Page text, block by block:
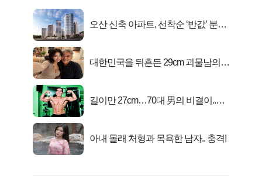
오산 신축 아파트, 선착순 ‘반값’ 분양
대한민국을 뒤흔든 29cm 괴물남의
길이만 27cm…70대 男의 비결이..충
아내 몰래 처형과 목욕한 남자.. 충격!